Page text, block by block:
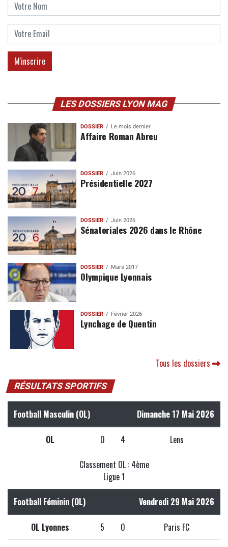
LES DOSSIERS LYON MAG
DOSSIER Le mois dernier
Affaire Roman Abreu
DOSSIER Juin 2026
Présidentielle 2027
DOSSIER Juin 2026
Sénatoriales 2026 dans le Rhône
DOSSIER Mars 2017
Olympique Lyonnais
DOSSIER Février 2026
Lynchage de Quentin
Tous les dossiers
RÉSULTATS SPORTIFS
Football Masculin (OL) Dimanche 17 Mai 2026
OL 0 4 Lens
Classement OL : 4ème
Ligue 1
Football Féminin (OL) Vendredi 29 Mai 2026
OL Lyonnes 5 0 Paris FC